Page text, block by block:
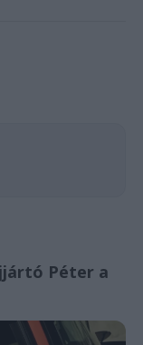
Péter a